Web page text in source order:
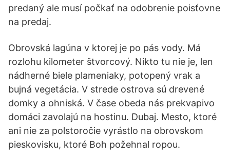
predaný ale musí počkať na odobrenie poisťovne
na predaj.
Obrovská lagúna v ktorej je po pás vody. Má
rozlohu kilometer štvorcový. Nikto tu nie je, len
nádherné biele plameniaky, potopený vrak a
bujná vegetácia. V strede ostrova sú drevené
domky a ohniská. V čase obeda nás prekvapivo
domáci zavolajú na hostinu. Dubaj. Mesto, ktoré
ani nie za polstoročie vyrástlo na obrovskom
pieskovisku, ktoré Boh požehnal ropou.